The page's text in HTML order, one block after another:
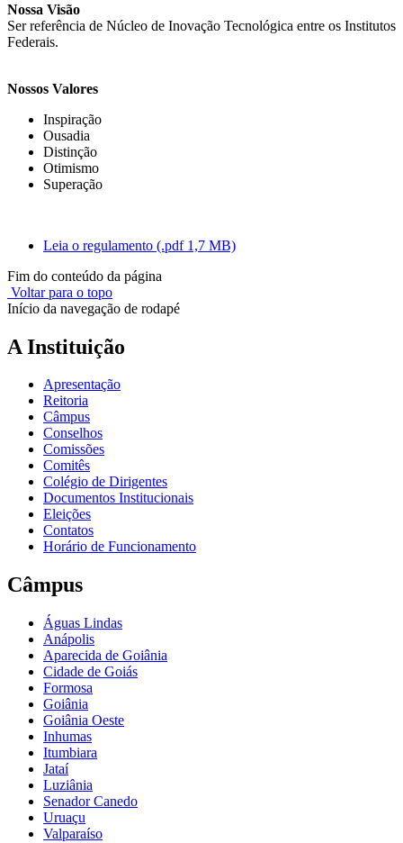
Nossa Visão
Ser referência de Núcleo de Inovação Tecnológica entre os Institutos
Federais.
Nossos Valores
Inspiração
Ousadia
Distinção
Otimismo
Superação
Leia o regulamento (.pdf 1,7 MB)
Fim do conteúdo da página
Voltar para o topo
Início da navegação de rodapé
A Instituição
Apresentação
Reitoria
Câmpus
Conselhos
Comissões
Comitês
Colégio de Dirigentes
Documentos Institucionais
Eleições
Contatos
Horário de Funcionamento
Câmpus
Águas Lindas
Anápolis
Aparecida de Goiânia
Cidade de Goiás
Formosa
Goiânia
Goiânia Oeste
Inhumas
Itumbiara
Jataí
Luziânia
Senador Canedo
Uruaçu
Valparaíso